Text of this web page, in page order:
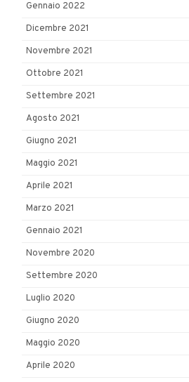
Gennaio 2022
Dicembre 2021
Novembre 2021
Ottobre 2021
Settembre 2021
Agosto 2021
Giugno 2021
Maggio 2021
Aprile 2021
Marzo 2021
Gennaio 2021
Novembre 2020
Settembre 2020
Luglio 2020
Giugno 2020
Maggio 2020
Aprile 2020